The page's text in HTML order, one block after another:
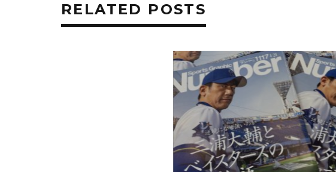
RELATED POSTS